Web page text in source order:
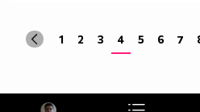
1 2 3 4 5 6 7